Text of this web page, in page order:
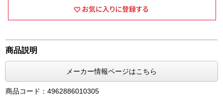
商品説明
メーカー情報ページはこちら
商品コード：4962886010305